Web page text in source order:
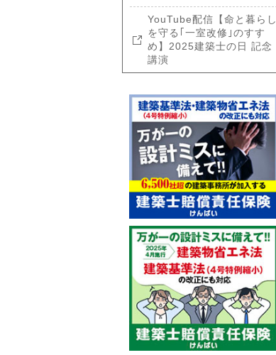
YouTube配信【命と暮らし
を守る｢一室改修｣のすす
め】2025建築士の日 記念
講演